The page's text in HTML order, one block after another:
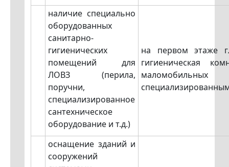
наличие специально
оборудованных
санитарно-
гигиенических
помещений для
ЛОВЗ (перила,
поручни,
специализированное
сантехническое
оборудование и т.д.)
на первом этаже
гигиеническая
оснащение зданий и
сооружений